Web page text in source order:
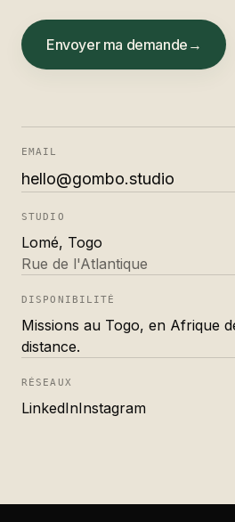
Envoyer ma demande →
EMAIL
hello@gombo.studio
STUDIO
Lomé, Togo
Rue de l'Atlantique
DISPONIBILITÉ
Missions au Togo, en Afrique
distance.
RÉSEAUX
LinkedInInstagram